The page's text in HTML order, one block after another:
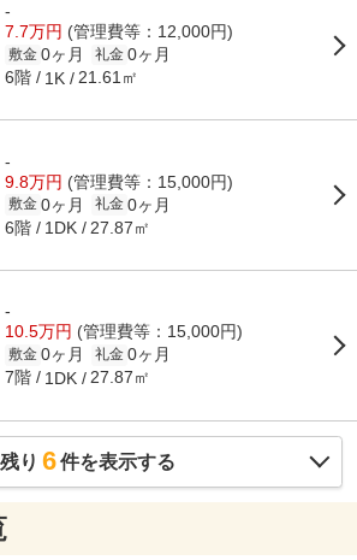
-
7.7万円 (管理費等：12,000円)
敷金 0ヶ月 礼金 0ヶ月
6階 1K 21.61㎡
-
9.8万円 (管理費等：15,000円)
敷金 0ヶ月 礼金 0ヶ月
6階 1DK 27.87㎡
-
10.5万円 (管理費等：15,000円)
敷金 0ヶ月 礼金 0ヶ月
7階 1DK 27.87㎡
残り 6件を表示する